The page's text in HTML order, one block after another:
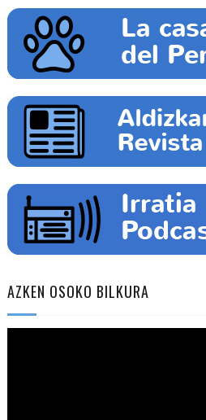
AZKEN OSOKO BILKURA